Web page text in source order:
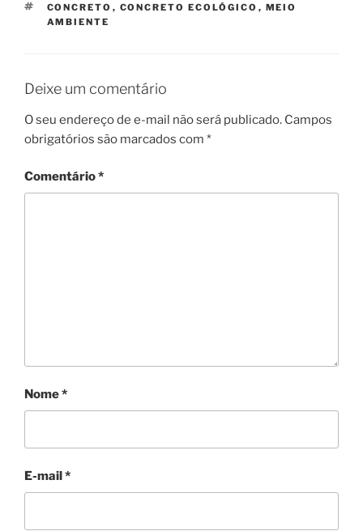
TAGS
CONCRETO , CONCRETO ECOLÓGICO , MEIO
AMBIENTE
Deixe um comentário
O seu endereço de e-mail não será publicado. Campos
obrigatórios são marcados com *
Comentário*
Nome*
E-mail *